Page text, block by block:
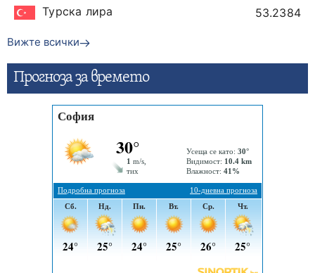
Турска лира
53.2384
Вижте всички
Прогнозa за времето